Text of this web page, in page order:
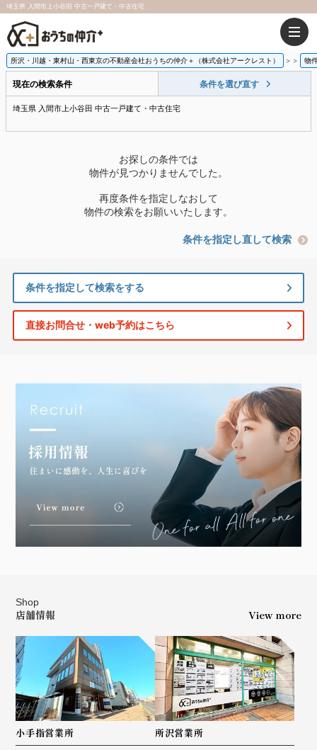
埼玉県 入間市上小谷田 中古一戸建て・中古住宅
所沢・川越・東村山・西東京の不動産会社おうちの仲介＋（株式会社アークレスト） > 物
現在の検索条件 条件を選び直す
埼玉県 入間市上小谷田 中古一戸建て・中古住宅
お探しの条件では
物件が見つかりませんでした。
再度条件を指定しなおして
物件の検索をお願いいたします。
条件を指定し直して検索
条件を指定して検索をする
直接お問合せ・web予約はこちら
Shop
店舗情報 View more
小手指営業所 所沢営業所